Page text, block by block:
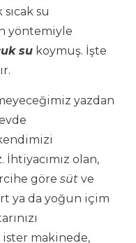
su
yöntemiyle
su koymuş. İşte
yazdan
İhtiyacımız olan,
göre süt ve
ya da yoğun içim
makinede,